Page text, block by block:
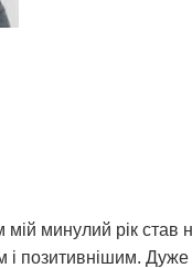
минулий рік став
і позитивнішим. Дуже